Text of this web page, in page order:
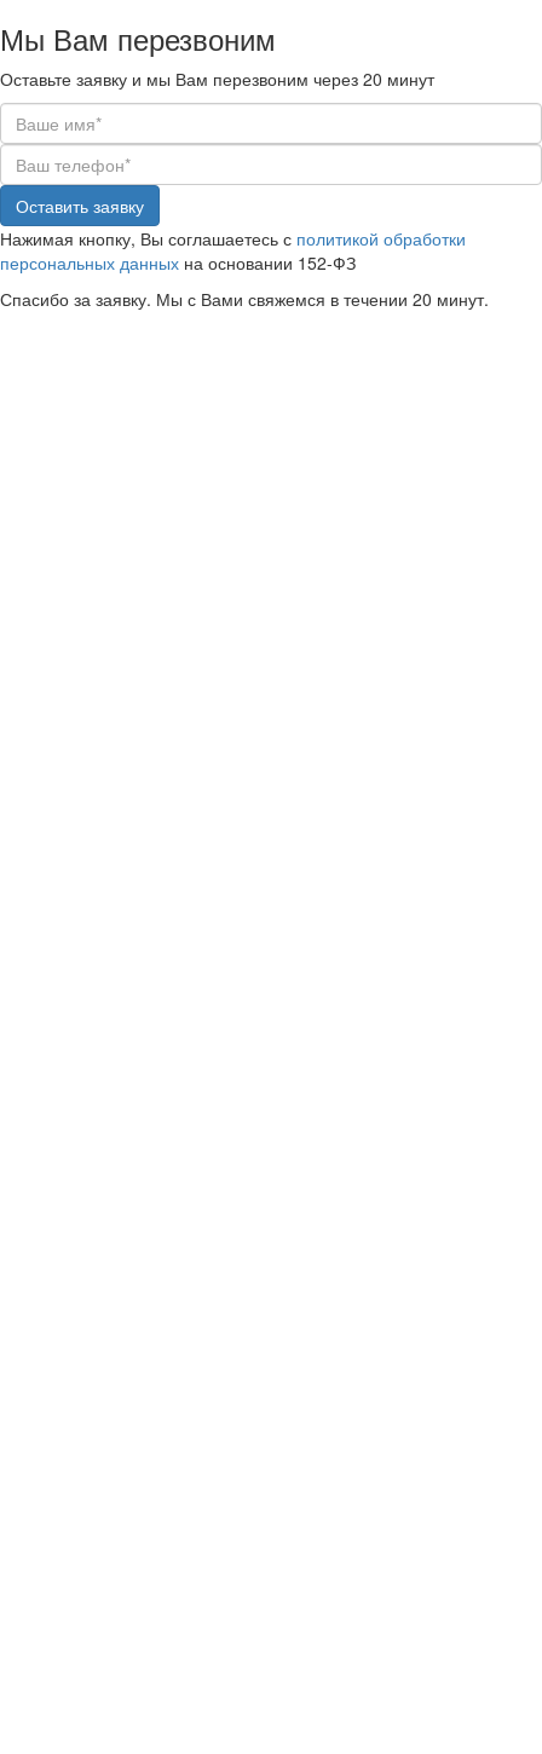
Мы Вам перезвоним
Оставьте заявку и мы Вам перезвоним через 20 минут
Оставить заявку
Нажимая кнопку, Вы соглашаетесь с политикой обработки
персональных данных на основании 152-ФЗ
Спасибо за заявку. Мы с Вами свяжемся в течении 20 минут.